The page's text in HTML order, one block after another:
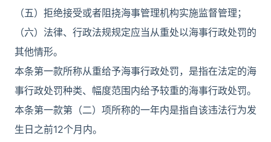
（五）拒绝接受或者阻挠海事管理机构实施监督管理；
（六）法律、行政法规规定应当从重处以海事行政处罚的
其他情形。
本条第一款所称从重给予海事行政处罚，是指在法定的海
事行政处罚种类、幅度范围内给予较重的海事行政处罚。
本条第一款第（二）项所称的一年内是指自该违法行为发
生日之前12个月内。